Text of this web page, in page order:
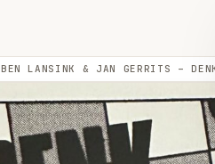
BEN LANSINK & JAN GERRITS –